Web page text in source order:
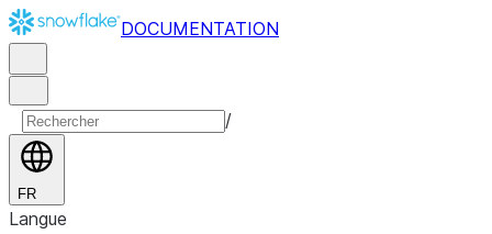
DOCUMENTATION
/
FR
Langue